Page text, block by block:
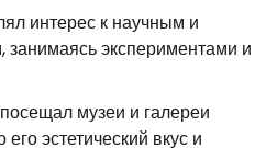
интерес к научным и
занимаясь экспериментами и
музеи и галереи
эстетический вкус и